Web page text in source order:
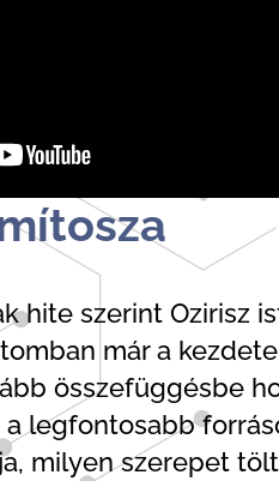
hite szerint Ozirisz
már a
összefüggésbe
legfontosabb
milyen szerepet